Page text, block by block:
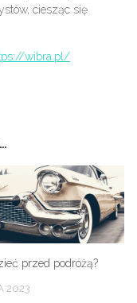
ciesząc się
wibra.pl/
przed podróżą?
2023